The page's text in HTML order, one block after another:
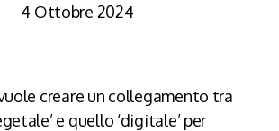
4 Ottobre 2024
creare un collegamento tra
e quello ‘digitale’ per